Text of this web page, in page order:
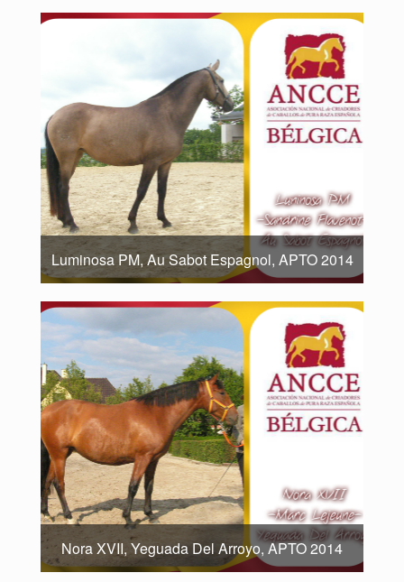
Luminosa PM, Au Sabot Espagnol, APTO 2014
Nora XVII, Yeguada Del Arroyo, APTO 2014